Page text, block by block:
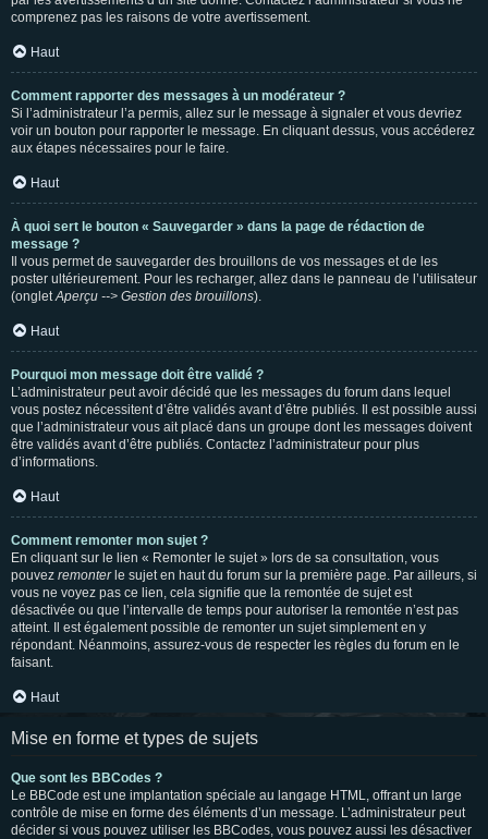
comprenez pas les raisons de votre avertissement.
Haut
Comment rapporter des messages à un modérateur ?
Si l’administrateur l’a permis, allez sur le message à signaler et vous devriez
voir un bouton pour rapporter le message. En cliquant dessus, vous accéderez
aux étapes nécessaires pour le faire.
Haut
À quoi sert le bouton « Sauvegarder » dans la page de rédaction de
message ?
Il vous permet de sauvegarder des brouillons de vos messages et de les
poster ultérieurement. Pour les recharger, allez dans le panneau de l’utilisateur
(ongletAperçu --> Gestion des brouillons).
Haut
Pourquoi mon message doit être validé ?
L’administrateur peut avoir décidé que les messages du forum dans lequel
vous postez nécessitent d’être validés avant d’être publiés. Il est possible aussi
que l’administrateur vous ait placé dans un groupe dont les messages doivent
être validés avant d’être publiés. Contactez l’administrateur pour plus
d’informations.
Haut
Comment remonter mon sujet ?
En cliquant sur le lien « Remonter le sujet » lors de sa consultation, vous
pouvez remonterle sujet en haut du forum sur la première page. Par ailleurs, si
vous ne voyez pas ce lien, cela signifie que la remontée de sujet est
désactivée ou que l’intervalle de temps pour autoriser la remontée n’est pas
atteint. Il est également possible de remonter un sujet simplement en y
répondant. Néanmoins, assurez-vous de respecter les règles du forum en le
faisant.
Haut
Mise en forme et types de sujets
Que sont les BBCodes ?
Le BBCode est une implantation spéciale au langage HTML, offrant un large
contrôle de mise en forme des éléments d’un message. L’administrateur peut
décider si vous pouvez utiliser les BBCodes, vous pouvez aussi les désactiver